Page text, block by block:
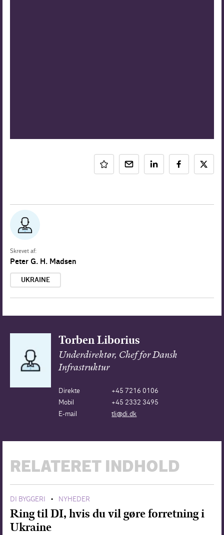
Skrevet af:
Peter G. H. Madsen
UKRAINE
Torben Liborius
Underdirektør, Chef for Dansk
Infrastruktur
Direkte
+45 7216 0106
Mobil
+45 2332 3495
E-mail
tli@di.dk
RELATERET INDHOLD
DI BYGGERI • NYHEDER
Ring til DI, hvis du vil gøre forretning i
Ukraine